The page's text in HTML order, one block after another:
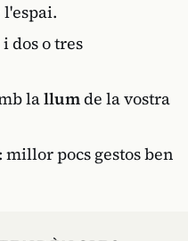
l'espai.
i dos o tres
lallumde la vostra
pocs gestos ben